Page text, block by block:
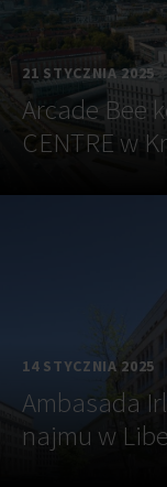
21 STYCZNIA 2025
Arcade Bee
CENTRE w
14 STYCZNIA 2025
Ambasada
najmu w